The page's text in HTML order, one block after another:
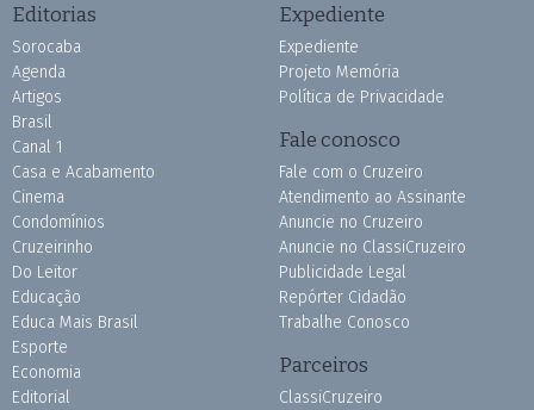
Editorias
Sorocaba
Agenda
Artigos
Brasil
Canal 1
Casa e Acabamento
Cinema
Condomínios
Cruzeirinho
Do Leitor
Educação
Educa Mais Brasil
Esporte
Economia
Editorial
Expediente
Expediente
Projeto Memória
Política de Privacidade
Fale conosco
Fale com o Cruzeiro
Atendimento ao Assinante
Anuncie no Cruzeiro
Anuncie no ClassiCruzeiro
Publicidade Legal
Repórter Cidadão
Trabalhe Conosco
Parceiros
ClassiCruzeiro